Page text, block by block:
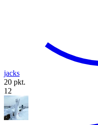
jacks
20 pkt.
12